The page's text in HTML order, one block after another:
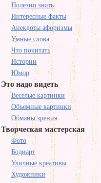
Полезно знать
Интересные факты
Анекдоты афоризмы
Умные слова
Что почитать
Истории
Юмор
Это надо видеть
Веселые картинки
Объемные картинки
Обманы зрения
Творческая мастерская
Фото
Бодиарт
Уличные креативы
Художники